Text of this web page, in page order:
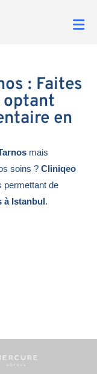
: Faites
optant
en
mais
soins ? Cliniqeo
permettant de
à Istanbul.